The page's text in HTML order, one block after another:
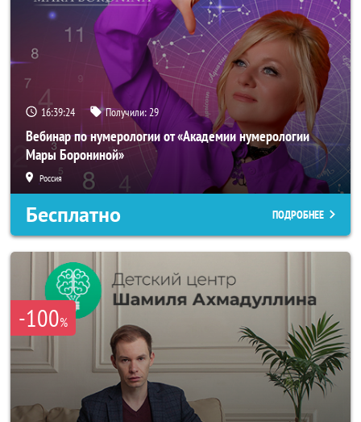
16:39:21 Получили:29
Вебинар по нумерологии от «Академии нумерологии
Мары Борониной»
Россия
Бесплатно ПОДРОБНЕЕ
-100%